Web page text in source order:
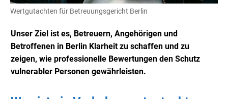
Wertgutachten für Betreuungsgericht Berlin
Unser Ziel ist es, Betreuern, Angehörigen und
Betroffenen in Berlin Klarheit zu schaffen und zu
zeigen, wie professionelle Bewertungen den Schutz
vulnerabler Personen gewährleisten.